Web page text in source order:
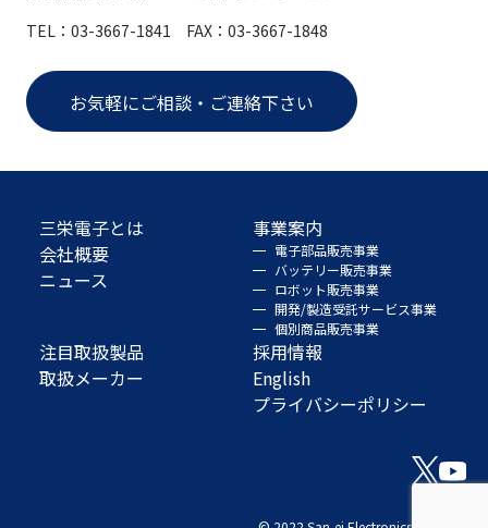
TEL：03-3667-1841 FAX：03-3667-1848
お気軽にご相談・ご連絡下さい
三栄電子とは
会社概要
ニュース
事業案内
電子部品販売事業
バッテリー販売事業
ロボット販売事業
開発/製造受託サービス事業
個別商品販売事業
注目取扱製品
取扱メーカー
採用情報
English
プライバシーポリシー